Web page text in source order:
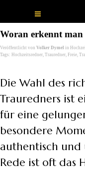
Menü
Woran erkennt
Veröffentlicht von Volker Dymel in
Tags: Hochzeitsredner, Trauredner, Freie,
Die Wahl des
Trauredners ist
für eine
besondere
authentisch und
Rede ist oft das